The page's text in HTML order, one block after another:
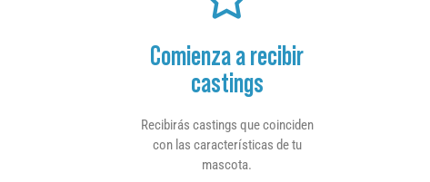
Comienza a recibir
castings
Recibirás castings que coinciden
con las características de tu
mascota.